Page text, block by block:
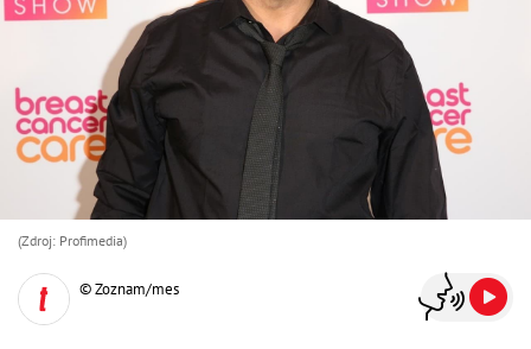
(Zdroj: Profimedia)
© Zoznam/mes